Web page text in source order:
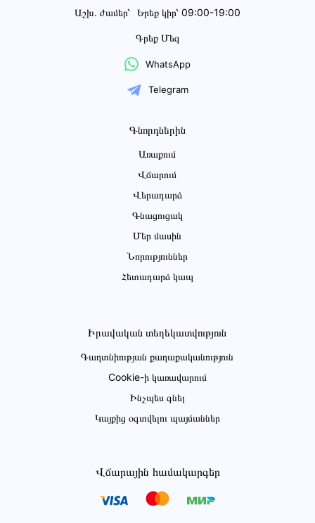
Աշխ․ ժամեր՝ Երեք կիր՝ 09:00-19:00
Գրեք Մեզ
WhatsApp
Telegram
Գնորդներին
Առաքում
Վճարում
Վերադարձ
Գնացուցակ
Մեր մասին
Նորություններ
Հետադարձ կապ
Իրավական տեղեկատվություն
Գաղտնիության քաղաքականություն
Cookie-ի կառավարում
Ինչպես գնել
Կայքից օգտվելու պայմաններ
Վճարային համակարգեր